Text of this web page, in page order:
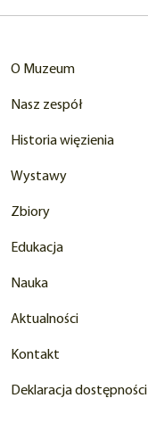
O Muzeum
Nasz zespół
Historia więzienia
Wystawy
Zbiory
Edukacja
Nauka
Aktualności
Kontakt
Deklaracja dostępności